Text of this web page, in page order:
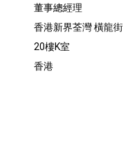
董事總經理
香港新界荃灣 橫龍
20樓K室
香港